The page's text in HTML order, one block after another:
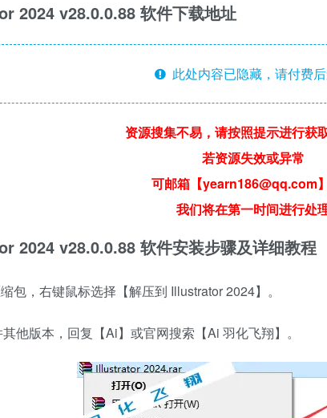
2024 v28.0.0.88 软件下载地址
此处内容已隐藏，请付费
资源搜集不易，请按照提示进行获
若资源失效或异常
可邮箱【yearn186@qq.com
我们将在第一时间进行处
2024 v28.0.0.88 软件安装步骤及详细教程
包，右键鼠标选择【解压到 Illustrator 2024】。
他版本，回复【Ai】或官网搜索【Ai 羽化飞翔】。